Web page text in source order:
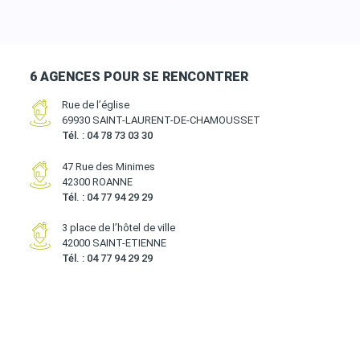
6 AGENCES POUR SE RENCONTRER
Rue de l’église
69930 SAINT-LAURENT-DE-CHAMOUSSET
Tél. : 04 78 73 03 30
47 Rue des Minimes
42300 ROANNE
Tél. : 04 77 94 29 29
3 place de l’hôtel de ville
42000 SAINT-ETIENNE
Tél. : 04 77 94 29 29